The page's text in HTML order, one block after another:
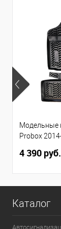
Модельные
Probox
4 390 руб.
Каталог